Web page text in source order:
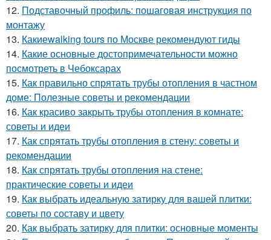
12. Подставочный профиль: пошаговая инструкция по
монтажу
13. Какиеwalking tours по Москве рекомендуют гиды
14. Какие основные достопримечательности можно
посмотреть в Чебоксарах
15. Как правильно спрятать трубы отопления в частном
доме: Полезные советы и рекомендации
16. Как красиво закрыть трубы отопления в комнате:
советы и идеи
17. Как спрятать трубы отопления в стену: советы и
рекомендации
18. Как спрятать трубы отопления на стене:
практические советы и идеи
19. Как выбрать идеальную затирку для вашей плитки:
советы по составу и цвету
20. Как выбрать затирку для плитки: основные моменты